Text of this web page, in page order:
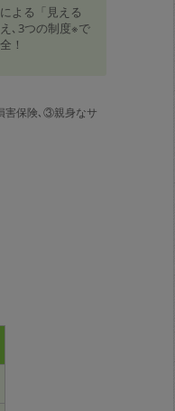
よる「見える
､3つの制度※で
！
害保険､③親身なサ